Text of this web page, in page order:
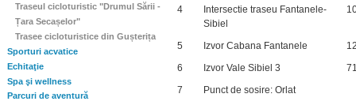
Traseul cicloturistic "Drumul Sării -
Țara Secașelor"
Trasee cicloturistice din Gușterița
Sporturi acvatice
Echitaţie
Spa şi wellness
Parcuri de aventură
4
Intersectie traseu Fantanele-
Sibiel
5 Izvor Cabana Fantanele
6
Izvor Vale Sibiel 3
7
Punct de sosire: Orlat